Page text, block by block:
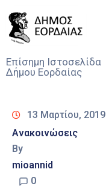
Επίσημη Ιστοσελίδα
Δήμου Εορδαίας
Νέα
Υπηρεσίες
Του
Δήμου
13 Μαρτίου, 2019
Ανακοινώσεις
By
mioannid
0